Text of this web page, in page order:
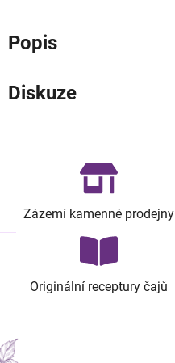
Popis
Diskuze
Zázemí kamenné prodejny
Originální receptury čajů